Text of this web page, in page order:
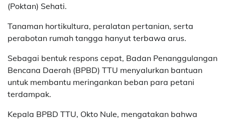
(Poktan) Sehati.
Tanaman hortikultura, peralatan pertanian, serta
perabotan rumah tangga hanyut terbawa arus.
Sebagai bentuk respons cepat, Badan Penanggulangan
Bencana Daerah (BPBD) TTU menyalurkan bantuan
untuk membantu meringankan beban para petani
terdampak.
Kepala BPBD TTU, Okto Nule, mengatakan bahwa